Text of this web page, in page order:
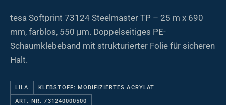
tesa Softprint 73124 Steelmaster TP – 25 m x 690
mm, farblos, 550 µm. Doppelseitiges PE-
Schaumklebeband mit strukturierter Folie für sicheren
Halt.
LILA KLEBSTOFF: MODIFIZIERTES ACRYLAT
ART.-NR. 731240000500